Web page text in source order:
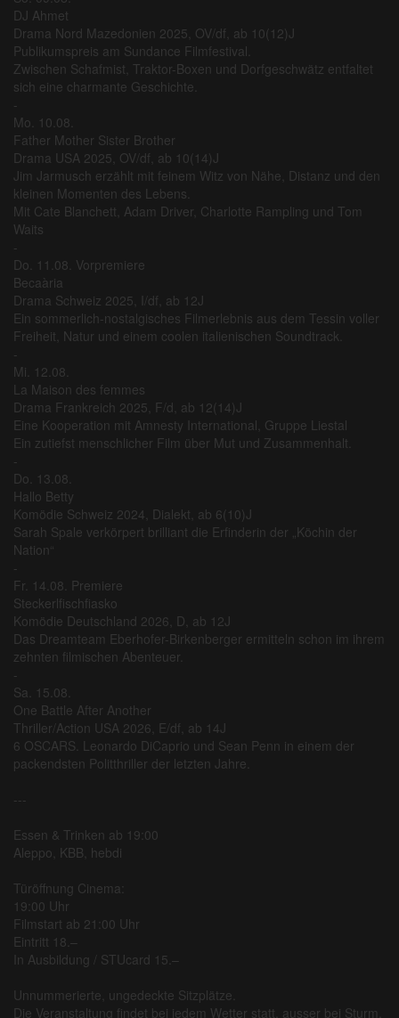
DJ Ahmet
Drama Nord Mazedonien 2025, OV/df, ab 10(12)J
Publikumspreis am Sundance Filmfestival.
Zwischen Schafmist, Traktor-Boxen und Dorfgeschwätz entfaltet
sich eine charmante Geschichte.
-
Mo. 10.08.
Father Mother Sister Brother
Drama USA 2025, OV/df, ab 10(14)J
Jim Jarmusch erzählt mit feinem Witz von Nähe, Distanz und den
kleinen Momenten des Lebens.
Mit Cate Blanchett, Adam Driver, Charlotte Rampling und Tom
Waits
-
Do. 11.08. Vorpremiere
Becaària
Drama Schweiz 2025, I/df, ab 12J
Ein sommerlich-nostalgisches Filmerlebnis aus dem Tessin voller
Freiheit, Natur und einem coolen italienischen Soundtrack.
-
Mi. 12.08.
La Maison des femmes
Drama Frankreich 2025, F/d, ab 12(14)J
Eine Kooperation mit Amnesty International, Gruppe Liestal
Ein zutiefst menschlicher Film über Mut und Zusammenhalt.
-
Do. 13.08.
Hallo Betty
Komödie Schweiz 2024, Dialekt, ab 6(10)J
Sarah Spale verkörpert brilliant die Erfinderin der „Köchin der
Nation“
-
Fr. 14.08. Premiere
Steckerlfischfiasko
Komödie Deutschland 2026, D, ab 12J
Das Dreamteam Eberhofer-Birkenberger ermitteln schon im ihrem
zehnten filmischen Abenteuer.
-
Sa. 15.08.
One Battle After Another
Thriller/Action USA 2026, E/df, ab 14J
6 OSCARS. Leonardo DiCaprio und Sean Penn in einem der
packendsten Politthriller der letzten Jahre.
---
Essen & Trinken ab 19:00
Aleppo, KBB, hebdi
Türöffnung Cinema:
19:00 Uhr
Filmstart ab 21:00 Uhr
Eintritt 18.–
In Ausbildung / STUcard 15.–
Unnummerierte, ungedeckte Sitzplätze.
Die Veranstaltung findet bei jedem Wetter statt, ausser bei Sturm.